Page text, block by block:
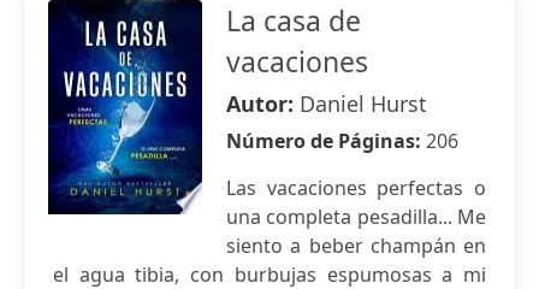
La casa de
vacaciones
Autor: Daniel Hurst
Número de Páginas: 206
Las vacaciones perfectas o
una completa pesadilla... Me
siento a beber champán en
el agua tibia, con burbujas espumosas a mi